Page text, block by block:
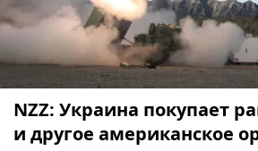
NZZ: Украина покупает
и другое американское